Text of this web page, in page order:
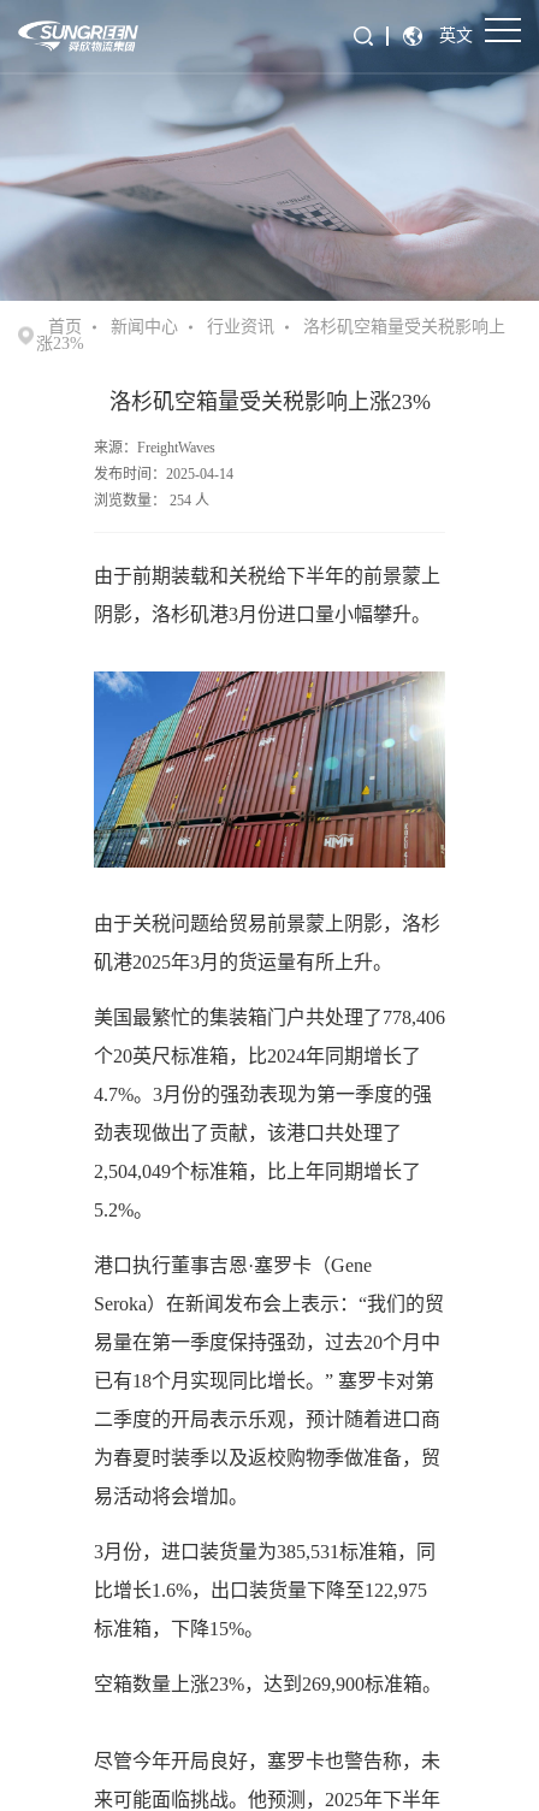
英文
首页 新闻中心 行业资讯
洛杉矶空箱量受关税影响上
涨23%
洛杉矶空箱量受关税影响上涨23%
来源：FreightWaves
发布时间：2025-04-14
浏览数量： 254人
由于前期装载和关税给下半年的前景蒙上
阴影，洛杉矶港3月份进口量小幅攀升。
由于关税问题给贸易前景蒙上阴影，洛杉
矶港2025年3月的货运量有所上升。
美国最繁忙的集装箱门户共处理了778,406
个20英尺标准箱，比2024年同期增长了
4.7%。3月份的强劲表现为第一季度的强
劲表现做出了贡献，该港口共处理了
2,504,049个标准箱，比上年同期增长了
5.2%。
港口执行董事吉恩·塞罗卡（Gene
Seroka）在新闻发布会上表示：“我们的贸
易量在第一季度保持强劲，过去20个月中
已有18个月实现同比增长。” 塞罗卡对第
二季度的开局表示乐观，预计随着进口商
为春夏时装季以及返校购物季做准备，贸
易活动将会增加。
3月份，进口装货量为385,531标准箱，同
比增长1.6%，出口装货量下降至122,975
标准箱，下降15%。
空箱数量上涨23%，达到269,900标准箱。
尽管今年开局良好，塞罗卡也警告称，未
来可能面临挑战。他预测，2025年下半年